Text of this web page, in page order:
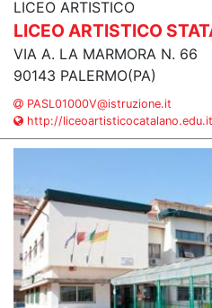
LICEO ARTISTICO
LICEO ARTISTICO
VIA A. LA MARMORA N. 66
90143 PALERMO(PA)
PASL01000V@istruzione.it
http://liceoartisticocatalano.edu.it